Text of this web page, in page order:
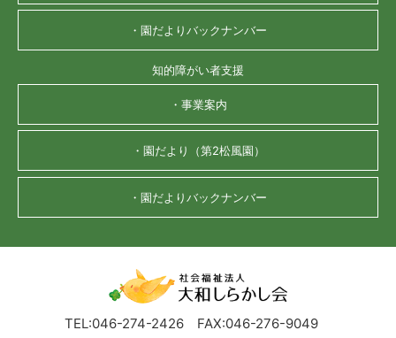
・園だよりバックナンバー
知的障がい者支援
・事業案内
・園だより（第2松風園）
・園だよりバックナンバー
TEL:046-274-2426 FAX:046-276-9049